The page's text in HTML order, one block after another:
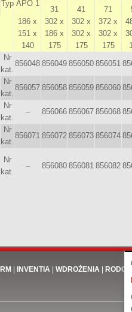
Typ APO 1
31
41
71
186 x
151 x
140
302 x
186 x
175
302 x
302 x
175
372 x
302 x
175
Nr
kat.
856048 856049 856050 856051
Nr
kat.
856057 856058 856059 856060
Nr
kat.
– 856066 856067 856068
Nr
kat.
856071 856072 856073 856074
Nr
kat.
– 856080 856081 856082
INVENTIA WDROŻENIA
RODO